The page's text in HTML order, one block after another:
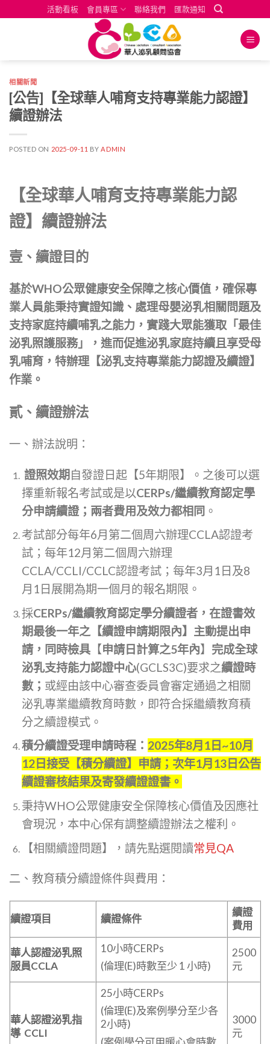
to
活動看板 會員專區 聯絡我們 匯款通知
相關新聞
[公告]【全球華人哺育支持專業能力認證】
續證辦法
POSTED ON 2025-09-11 BY ADMIN
【全球華人哺育支持專業能力認
證】續證辦法
壹、續證目的
基於WHO公眾健康安全保障之核心價值，確保專
業人員能秉持實證知識、處理母嬰泌乳相關問題及
支持家庭持續哺乳之能力，實踐大眾能獲取「最佳
泌乳照護服務」，進而促進泌乳家庭持續且享受母
乳哺育，特辦理【泌乳支持專業能力認證及續證】
作業。
貳、續證辦法
一、辦法說明：
證照效期 自發證日起【5年期限】。之後可以選
擇重新報名考試或是以CERPs/繼續教育認定學
分申請續證；兩者費用及效力都相同 。
考試部分每年6月第二個周六辦理CCLA認證考
試；每年12月第二個周六辦理
CCLA/CCLI/CCLC認證考試；每年3月1日及8
月1日展開為期一個月的報名期限。
採CERPs/繼續教育認定學分續證者，在證書效
期最後一年之【續證申請期限內】主動提出申
請，同時檢具【申請日計算之5年內】 完成全球
泌乳支持能力認證中心(GCLS3C)要求之續證時
數； 或經由該中心審查委員會審定通過之相關
泌乳專業繼續教育時數，即符合採繼續教育積
分之續證模式。
積分續證受理申請時程： 2025年8月1日~10月
12日接受【積分續證】申請；次年1月13日公告
續證審核結果及寄發續證證書。
秉持WHO公眾健康安全保障核心價值及因應社
會現況，本中心保有調整續證辦法之權利。
【相關續證問題】，請先點選閱讀常見QA
二、教育積分續證條件與費用：
續證項目 續證條件
續證
費用
華人認證泌乳照
服員CCLA
10小時CERPs
(倫理(E)時數至少 1 小時)
2500
元
華人認證泌乳指
導 CCLI
25小時CERPs
(倫理(E)及案例學分至少各
2小時)
3000
元